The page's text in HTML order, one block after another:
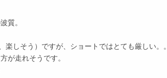
質。
しそう）ですが、ショートではとても厳しい。。
が走れそうです。